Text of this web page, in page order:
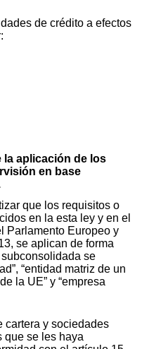
de crédito a efectos
la aplicación de los
en base
que los requisitos o
en la esta ley y en el
Parlamento Europeo y
se aplican de forma
se
“entidad matriz de un
la UE” y “empresa
cartera y sociedades
que se les haya